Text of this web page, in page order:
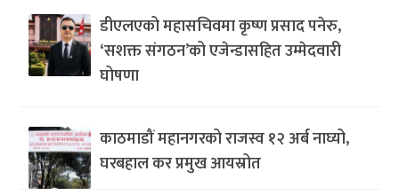
डीएलएको महासचिवमा कृष्ण प्रसाद पनेरु,
‘सशक्त संगठन’को एजेन्डासहित उम्मेदवारी
घोषणा
काठमाडौं महानगरको राजस्व १२ अर्ब नाघ्यो,
घरबहाल कर प्रमुख आयस्रोत